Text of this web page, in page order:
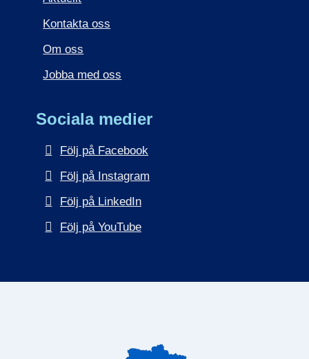
Kontakta oss
Om oss
Jobba med oss
Sociala medier
Följ på Facebook
Följ på Instagram
Följ på LinkedIn
Följ på YouTube